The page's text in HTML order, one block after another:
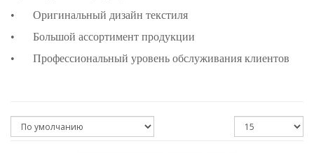
•
Оригинальный дизайн текстиля
•
Большой ассортимент продукции
•
Профессиональный уровень обслуживания клиентов